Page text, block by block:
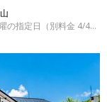
4/5～13、5/25～8/7、23～9/18、11/1～30の日～金曜の指定日（別料金 4/4～11/28）